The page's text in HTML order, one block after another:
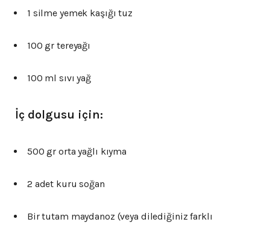
1 silme yemek kaşığı tuz
100 gr tereyağı
100 ml sıvı yağ
İç dolgusu için:
500 gr orta yağlı kıyma
2 adet kuru soğan
Bir tutam maydanoz (veya dilediğiniz farklı